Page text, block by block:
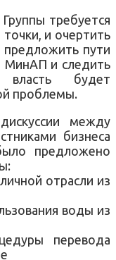
требуется
и очертить
предложить пути
МинАП и следить
будет
проблемы.
между
бизнеса
предложено
отрасли из
воды из
перевода